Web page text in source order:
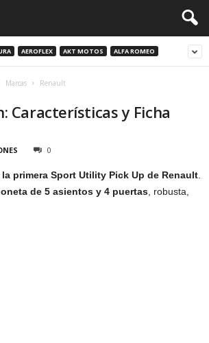
AEROFLEX AKT MOTOS ALFA ROMEO
Marcas Renault
Características y Ficha
0
primera Sport Utility Pick Up de Renault
de 5 asientos y 4 puertas , robusta,